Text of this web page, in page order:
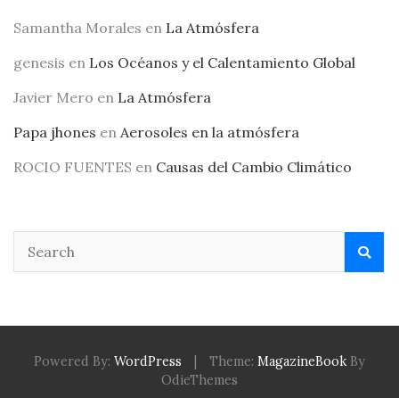
Samantha Morales en La Atmósfera
genesis en Los Océanos y el Calentamiento Global
Javier Mero en La Atmósfera
Papa jhones en Aerosoles en la atmósfera
ROCIO FUENTES en Causas del Cambio Climático
Powered By: WordPress Theme: MagazineBook By
OdieThemes